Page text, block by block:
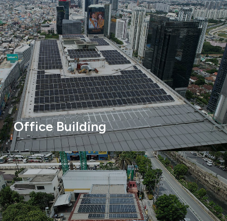
Office Building